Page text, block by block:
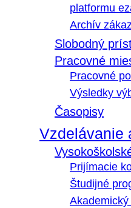
platformu
Archív
Slobodný
Pracovné
Pracovné
Výsledky
Časopisy
Vzdelávanie
Prijímacie
Študijné